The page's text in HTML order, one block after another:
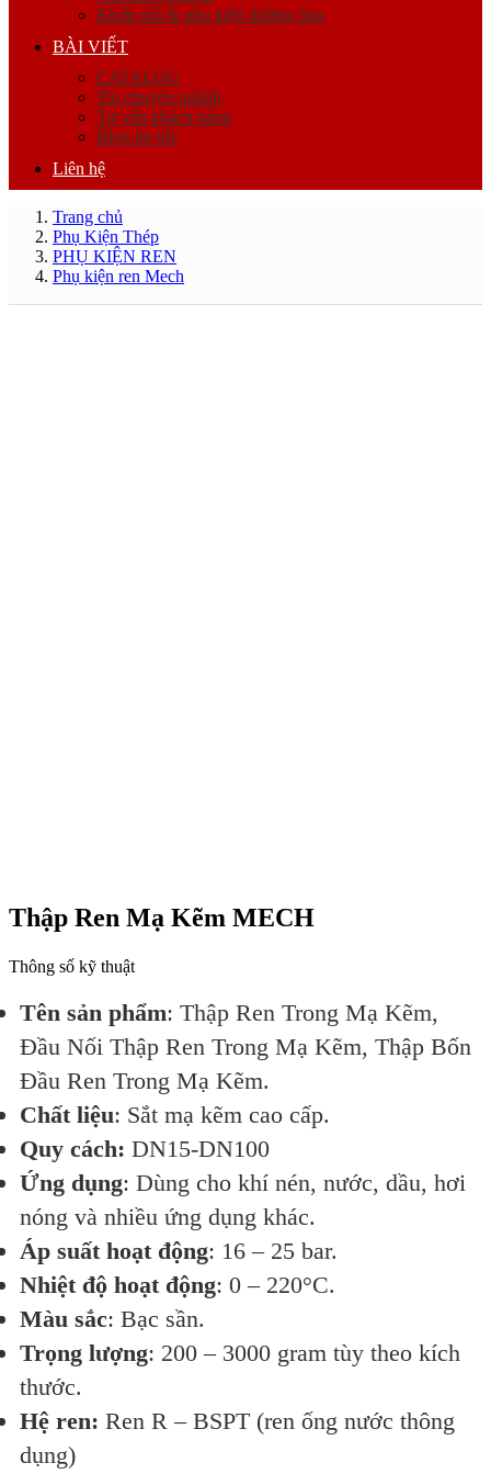
Khớp nối & phụ kiện đường ống
BÀI VIẾT
CATALOG
Tin chuyên ngành
Tư vấn khách hàng
Blog tin tức
Liên hệ
Trang chủ
Phụ Kiện Thép
PHỤ KIỆN REN
Phụ kiện ren Mech
Thập Ren Mạ Kẽm MECH
Thông số kỹ thuật
Tên sản phẩm: Thập Ren Trong Mạ Kẽm,
Đầu Nối Thập Ren Trong Mạ Kẽm, Thập Bốn
Đầu Ren Trong Mạ Kẽm.
Chất liệu: Sắt mạ kẽm cao cấp.
Quy cách: DN15-DN100
Ứng dụng: Dùng cho khí nén, nước, dầu, hơi
nóng và nhiều ứng dụng khác.
Áp suất hoạt động: 16 – 25 bar.
Nhiệt độ hoạt động: 0 – 220°C.
Màu sắc: Bạc sần.
Trọng lượng: 200 – 3000 gram tùy theo kích
thước.
Hệ ren: Ren R – BSPT (ren ống nước thông
dụng)